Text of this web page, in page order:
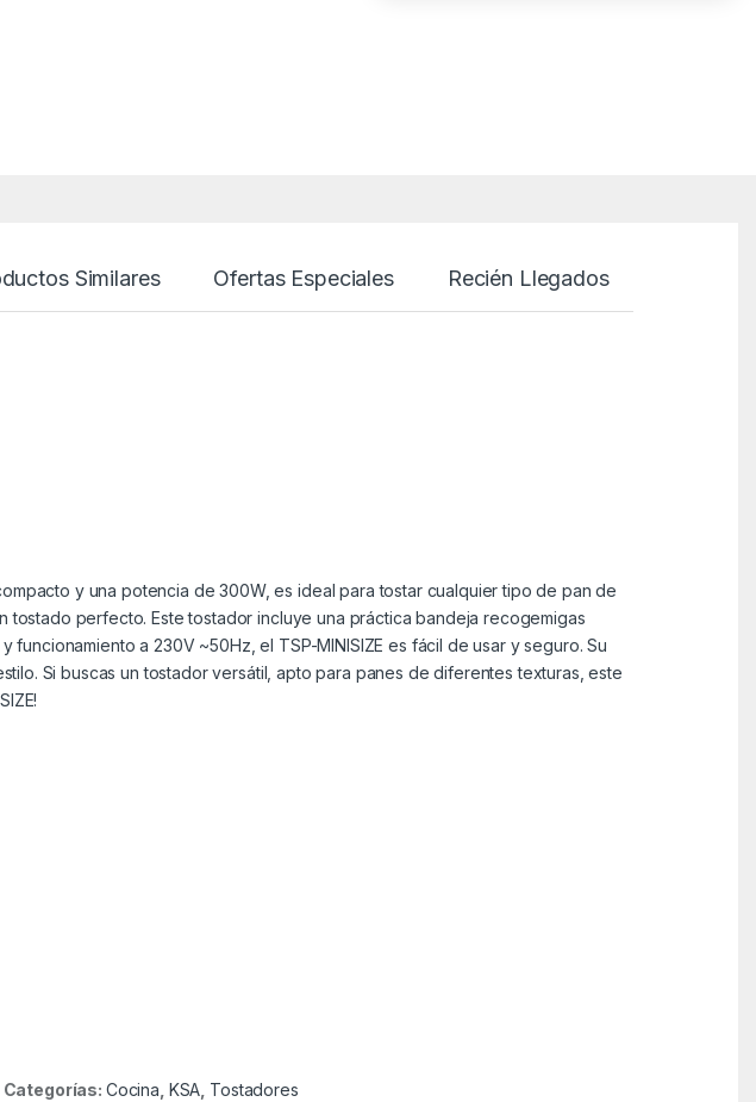
Similares Ofertas Especiales Recién Llegados
y una potencia de 300W, es ideal para tostar cualquier tipo de pan de
perfecto. Este tostador incluye una práctica bandeja recogemigas
a 230V ~50Hz, el TSP-MINISIZE es fácil de usar y seguro. Su
Si buscas un tostador versátil, apto para panes de diferentes texturas, este
Categorías: Cocina KSA Tostadores